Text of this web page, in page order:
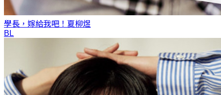
學長，嫁給我吧！ 夏柳煜
BL